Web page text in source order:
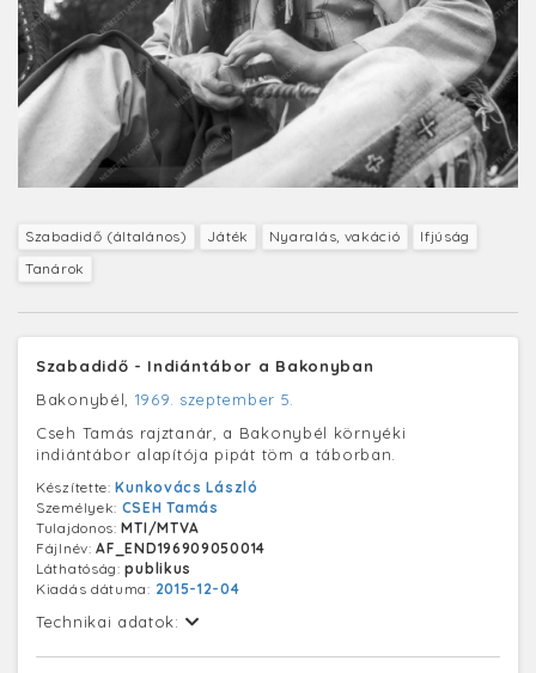
Szabadidő (általános) Játék Nyaralás, vakáció
Ifjúság
Tanárok
Szabadidő - Indiántábor a Bakonyban
Bakonybél, 1969. szeptember 5.
Cseh Tamás rajztanár, a Bakonybél környéki
indiántábor alapítója pipát töm a táborban.
Készítette:Kunkovács László
Személyek: CSEH Tamás
Tulajdonos:MTI/MTVA
Fájlnév:AF_END196909050014
Láthatóság:publikus
Kiadás dátuma: 2015-12-04
Technikai adatok: